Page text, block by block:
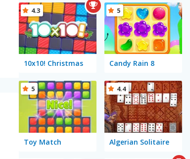
10x10! Christmas
4.3
Candy Rain 8
5
Toy Match
5
Algerian Solitaire
4.4